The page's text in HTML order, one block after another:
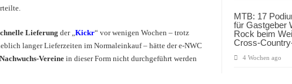
MTB: 17
für Gastgeber
Rock beim
Cross-
4 Wochen ago
Lieferung der „Kickr“ vor wenigen Wochen – trotz
langer Lieferzeiten im Normaleinkauf – hätte der e-NWC
Nachwuchs-Vereinein dieser Form nicht durchgeführt werden